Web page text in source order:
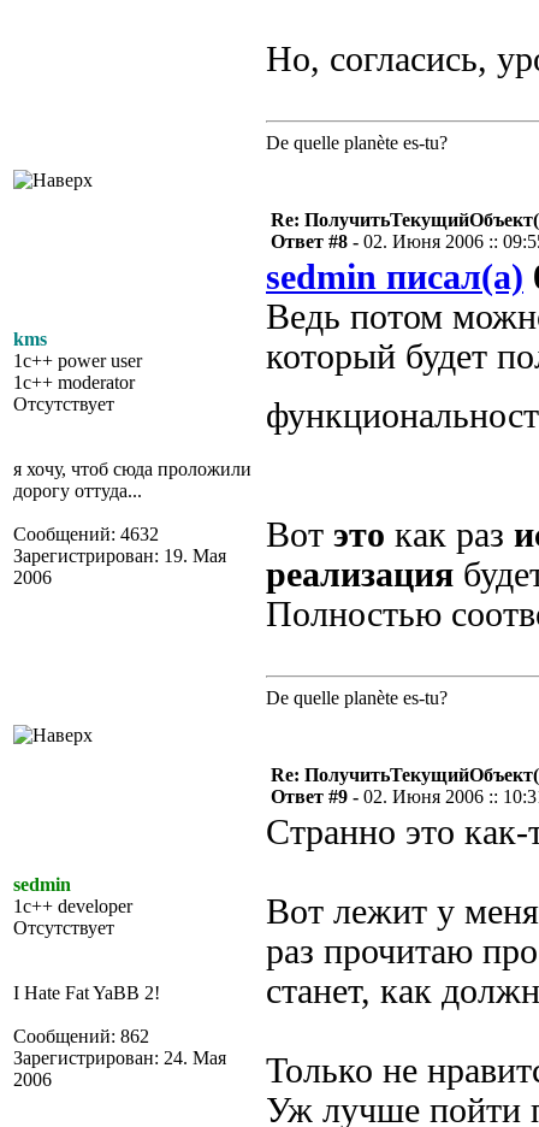
Но, согласись,
De quelle planète es-tu?
kms
1c++ power user
1c++ moderator
Отсутствует
я хочу, чтоб сюда проложили
дорогу оттуда...
Сообщений: 4632
Зарегистрирован: 19. Мая
2006
Re:
Ответ #8 - 02. Июня 2006 ::
sedmin писал(а)
Ведь потом
который будет
Вот это как раз
реализация
Полностью
De quelle planète es-tu?
sedmin
1c++ developer
Отсутствует
I Hate Fat YaBB 2!
Сообщений: 862
Зарегистрирован: 24. Мая
2006
Re:
Ответ #9 - 02. Июня 2006 ::
Странно это как-
Вот лежит у
раз прочитаю
станет, как
Только не
Уж лучше пойти